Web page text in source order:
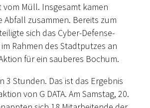
vom Müll. Insgesamt kamen
Abfall zusammen. Bereits zum
sich das Cyber-Defense-
Rahmen des Stadtputzes an
für ein sauberes Bochum.
3 Stunden. Das ist das Ergebnis
von G DATA. Am Samstag, 20.